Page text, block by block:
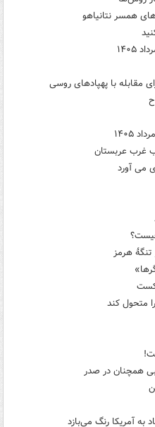
همسر نتانیاهو
مقابله با پهپادهای روسی
غرب عربستان
می آورد
هرمز
همچنان در صدر
آمریکا رنگ می‌بازد